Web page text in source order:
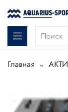
Главная